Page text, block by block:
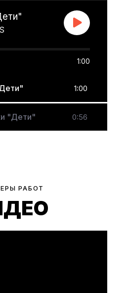
1:00
1:00
"Дети" 0:56
РАБОТ